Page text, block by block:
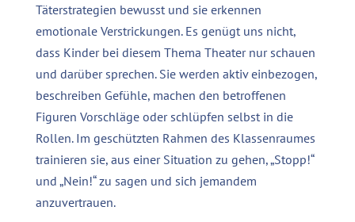
Täterstrategien bewusst und sie erkennen
emotionale Verstrickungen. Es genügt uns nicht,
dass Kinder bei diesem Thema Theater nur schauen
und darüber sprechen. Sie werden aktiv einbezogen,
beschreiben Gefühle, machen den betroffenen
Figuren Vorschläge oder schlüpfen selbst in die
Rollen. Im geschützten Rahmen des Klassenraumes
trainieren sie, aus einer Situation zu gehen, „Stopp!“
und „Nein!“ zu sagen und sich jemandem
anzuvertrauen.